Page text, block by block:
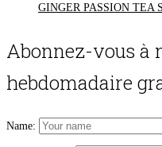
GINGER PASSION TEA
Abonnez-vous à
hebdomadaire
Name: